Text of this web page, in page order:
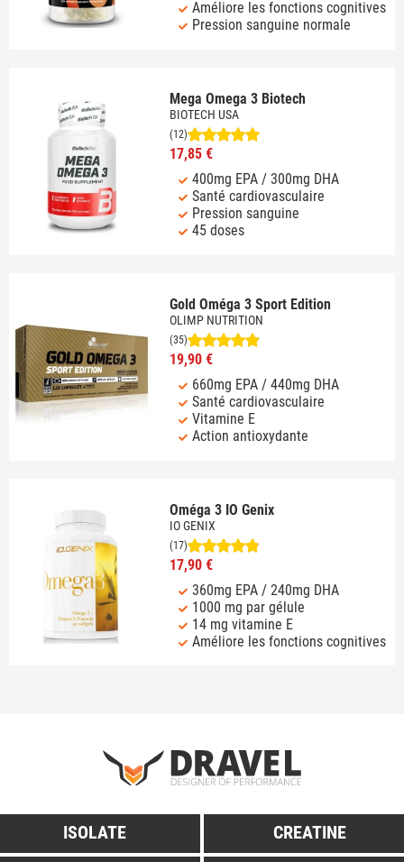
Améliore les fonctions cognitives
Pression sanguine normale
Mega Omega 3 Biotech
BIOTECH USA
(12)
17,85 €
400mg EPA / 300mg DHA
Santé cardiovasculaire
Pression sanguine
45 doses
Gold Oméga 3 Sport Edition
OLIMP NUTRITION
(35)
19,90 €
660mg EPA / 440mg DHA
Santé cardiovasculaire
Vitamine E
Action antioxydante
Oméga 3 IO Genix
IO GENIX
(17)
17,90 €
360mg EPA / 240mg DHA
1000 mg par gélule
14 mg vitamine E
Améliore les fonctions cognitives
ISOLATE
CREATINE